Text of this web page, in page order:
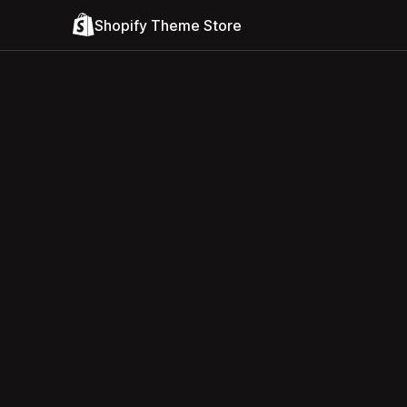
Shopify Theme Store